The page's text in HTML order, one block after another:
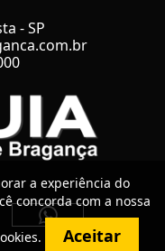
- SP
a experiência do
concorda com a nossa
Aceitar